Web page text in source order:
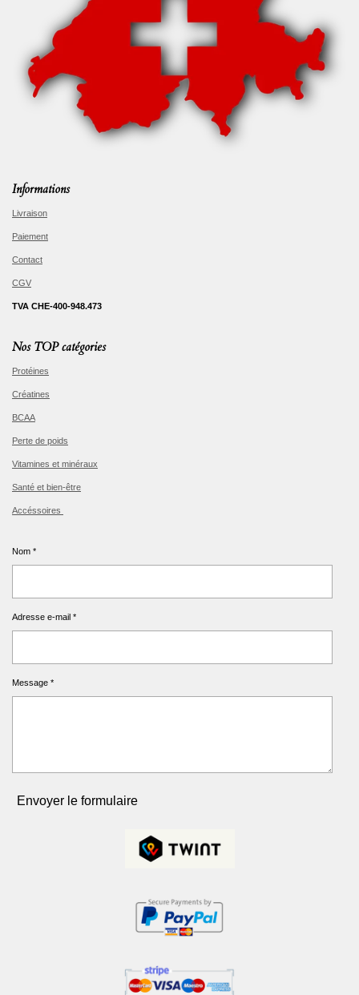
Informations
Livraison
Paiement
Contact
CGV
TVA CHE-400-948.473
Nos TOP catégories
Protéines
Créatines
BCAA
Perte de poids
Vitamines et minéraux
Santé et bien-être
Accéssoires
Nom *
Adresse e-mail *
Message *
Envoyer le formulaire